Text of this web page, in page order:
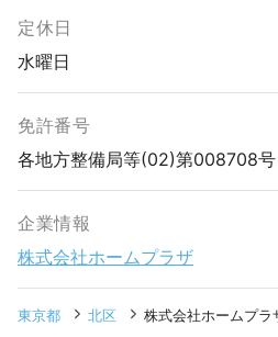
定休日
水曜日
免許番号
各地方整備局等(02)第008708号
企業情報
株式会社ホームプラザ
東京都 北区 株式会社ホームプラ